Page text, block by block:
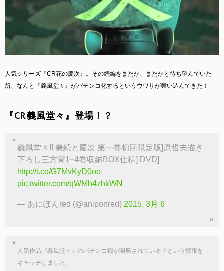
人気シリーズ『CR花の慶次』。その続編をまだか、まだかと待ち望んでいた
所、なんと『義風堂々』がパチンコ化するというウワサが舞い込んできた！
『CR義風堂々』登場！？
義風堂々!! 兼続と慶次 第一巻初回限定版]原哲夫描き
下ろし三方背1~4巻収納BOX仕様] DVD] –
http://t.co/G7MvKyD0oo
pic.twitter.com/qWMh4zhkWN
— あにぽんred (@aniponred) 2015, 3月 6
人気作品『義風堂々』のパチンコ機が開発されている？という情報を
キャッチしました。